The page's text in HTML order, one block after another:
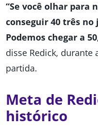
“Se você olhar para
conseguir 40 três no
Podemos chegar a
disse Redick, durante
partida.
Meta de
histórico